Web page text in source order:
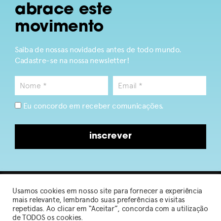
abrace este
movimento
Saiba de nossas novidades antes de todo mundo.
Cadastre-se na nossa newsletter!
Eu concordo em receber comunicações.
inscrever
2026 © Sou de Algodão
Usamos cookies em nosso site para fornecer a experiência
mais relevante, lembrando suas preferências e visitas
repetidas. Ao clicar em “Aceitar”, concorda com a utilização
de TODOS os cookies.